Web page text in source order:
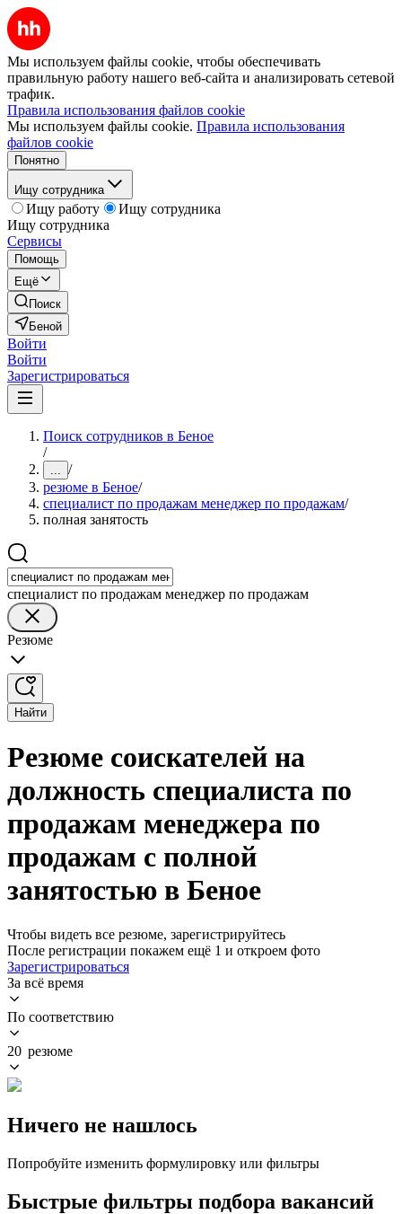
Мы используем файлы cookie, чтобы обеспечивать
правильную работу нашего веб-сайта и анализировать сетевой
трафик.
Правила использования файлов cookie
Мы используем файлы cookie. Правила использования
файлов cookie
Понятно
Ищу сотрудника
Ищу работу
Ищу сотрудника
Ищу сотрудника
Сервисы
Помощь
Ещё
Поиск
Беной
Войти
Войти
Зарегистрироваться
Поиск сотрудников в Беное
/
... /
резюме в Беное/
специалист по продажам менеджер по продажам/
полная занятость
специалист по продажам менеджер по продажам
Резюме
Найти
Резюме соискателей на
должность специалиста по
продажам менеджера по
продажам с полной
занятостью в Беное
Чтобы видеть все резюме, зарегистрируйтесь
После регистрации покажем ещё 1 и откроем фото
Зарегистрироваться
За всё время
По соответствию
20 резюме
Ничего не нашлось
Попробуйте изменить формулировку или фильтры
Быстрые фильтры подбора вакансий